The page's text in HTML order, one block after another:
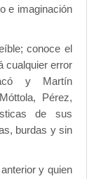
e imaginación
conoce el
cualquier error
y Martín
Pérez,
de sus
burdas y sin
y quien